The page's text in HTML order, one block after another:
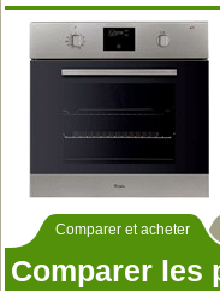
Comparer et acheter
Comparer les